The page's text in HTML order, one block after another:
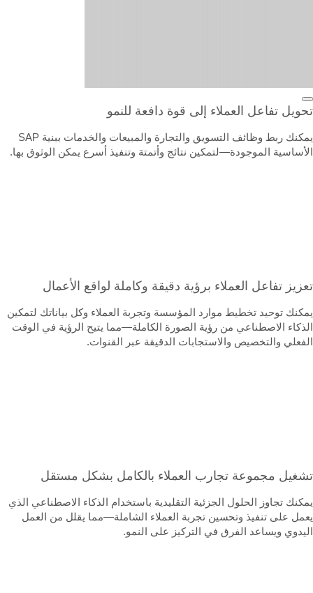
تفاعل العملاء إلى قوة دافعة للنمو
يمكنك ربط وظائف التسويق والتجارة والمبيعات والخدمات ببنية SAP
الموجودة—لتمكين نتائج وأتمتة وتنفيذ أسرع يمكن الوثوق بها.
تفاعل العملاء برؤية دقيقة وكاملة لواقع الأعمال
توحيد تخطيط موارد المؤسسة وتجربة العملاء وكل بياناتك لتمكين
الاصطناعي من رؤية الصورة الكاملة—مما يتيح الرؤية في الوقت
والتخصيص والاستجابات الدقيقة عبر القنوات.
مجموعة تجارب العملاء بالكامل بشكل مستقل
تجاوز الحلول الجزئية التقليدية باستخدام الذكاء الاصطناعي الذي
على تنفيذ وتحسين تجربة العملاء الشاملة—مما يقلل من العمل
ويساعد الفرق في التركيز على النمو.